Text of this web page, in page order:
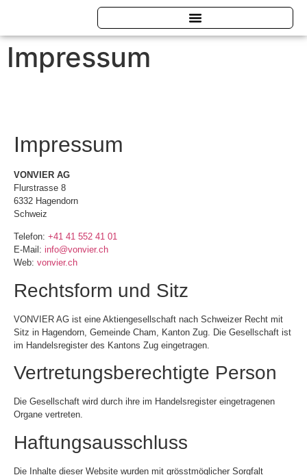
Impressum
Impressum
VONVIER AG
Flurstrasse 8
6332 Hagendorn
Schweiz
Telefon: +41 41 552 41 01
E-Mail: info@vonvier.ch
Web: vonvier.ch
Rechtsform und Sitz
VONVIER AG ist eine Aktiengesellschaft nach Schweizer Recht mit
Sitz in Hagendorn, Gemeinde Cham, Kanton Zug. Die Gesellschaft ist
im Handelsregister des Kantons Zug eingetragen.
Vertretungsberechtigte Person
Die Gesellschaft wird durch ihre im Handelsregister eingetragenen
Organe vertreten.
Haftungsausschluss
Die Inhalte dieser Website wurden mit grösstmöglicher Sorgfalt